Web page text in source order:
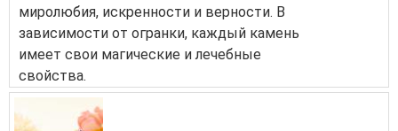
миролюбия, искренности и верности. В
зависимости от огранки, каждый камень
имеет свои магические и лечебные
свойства.